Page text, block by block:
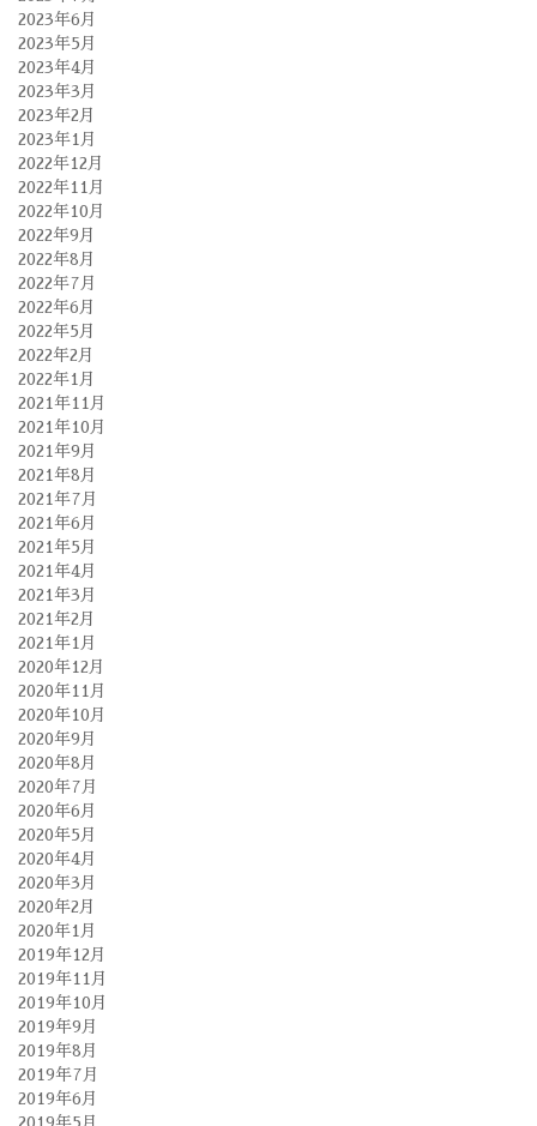
2023年6月
2023年5月
2023年4月
2023年3月
2023年2月
2023年1月
2022年12月
2022年11月
2022年10月
2022年9月
2022年8月
2022年7月
2022年6月
2022年5月
2022年2月
2022年1月
2021年11月
2021年10月
2021年9月
2021年8月
2021年7月
2021年6月
2021年5月
2021年4月
2021年3月
2021年2月
2021年1月
2020年12月
2020年11月
2020年10月
2020年9月
2020年8月
2020年7月
2020年6月
2020年5月
2020年4月
2020年3月
2020年2月
2020年1月
2019年12月
2019年11月
2019年10月
2019年9月
2019年8月
2019年7月
2019年6月